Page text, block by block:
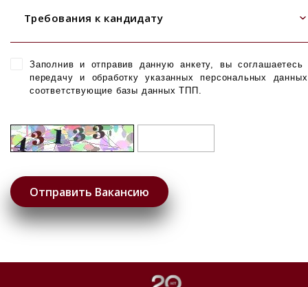
Требования к кандидату
Заполнив и отправив данную анкету, вы соглашаетесь
передачу и обработку указанных персональных
соответствующие базы данных ТПП.